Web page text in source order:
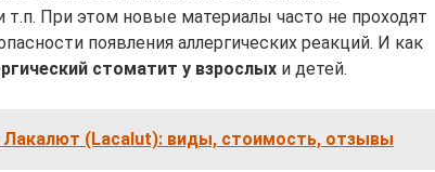
т.п. При этом новые материалы часто не проходят
появления аллергических реакций. И как
стоматит у взрослых и детей.
(Lacalut): виды, стоимость, отзывы